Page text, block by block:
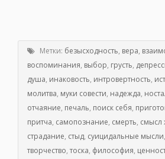
Метки: безысходность, вера,
воспоминания, выбор, грусть,
душа, инаковость, интровертность,
молитва, муки совести, надежда,
отчаяние, печаль, поиск себя,
притча, самопознание, смерть, смысл
страдание, стыд, суицидальные мысли,
творчество,тоска, философия,